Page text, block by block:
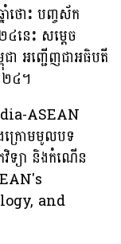
ាំថោះ បញ្ចស័ក
នេះ សម្តេច
ា អញ្ជើញជាអធិបតី​
២៤។
ASEAN
ក្រោមមូលបទ
វិទ្យា និងកំណើន
and